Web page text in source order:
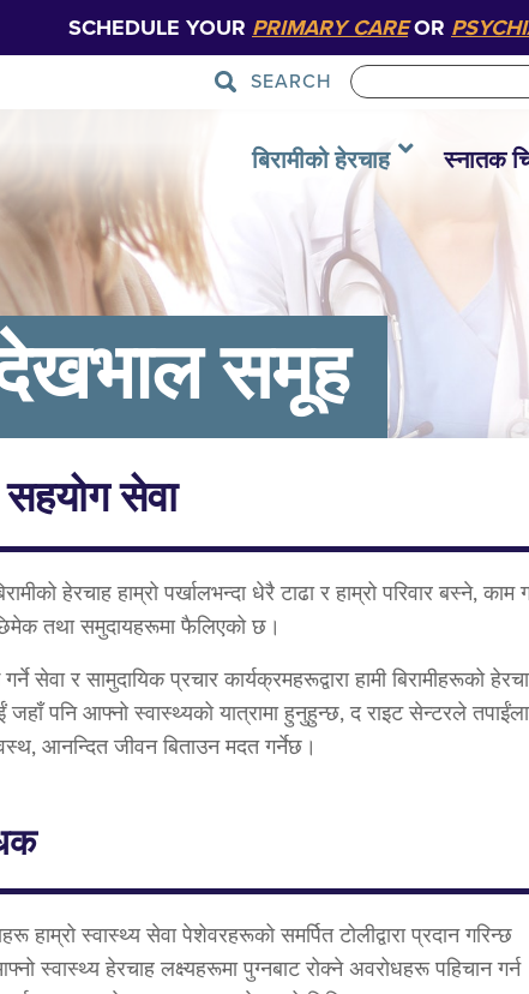
SCHEDULE YOUR PRIMARY CAREOR
SEARCH
बिरामीको हेरचाह स्नातक
समूह
सहयोग सेवा
हेरचाह हाम्रो पर्खालभन्दा धेरै टाढा र हाम्रो परिवार बस्ने, काम
तथा समुदायहरूमा फैलिएको छ।
सेवा र सामुदायिक प्रचार कार्यक्रमहरूद्वारा हामी बिरामीहरूको
जहाँ पनि आफ्नो स्वास्थ्यको यात्रामा हुनुहुन्छ, द राइट सेन्टरले
आनन्दित जीवन बिताउन मदत गर्नेछ।
हाम्रो स्वास्थ्य सेवा पेशेवरहरूको समर्पित टोलीद्वारा प्रदान गरिन्छ
स्वास्थ्य हेरचाह लक्ष्यहरूमा पुग्नबाट रोक्ने अवरोधहरू पहिचान गर्न